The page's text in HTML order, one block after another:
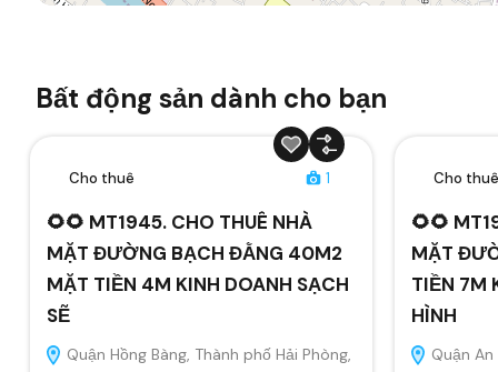
Bất động sản dành cho bạn
Cho thuê 1
🌻🌻 MT1945. CHO THUÊ NHÀ
MẶT ĐƯỜNG BẠCH ĐẰNG 40M2
MẶT TIỀN 4M KINH DOANH SẠCH
SẼ
Quận Hồng Bàng, Thành phố Hải Phòng,
Cho thuê
🌻🌻
MẶT
TIỀN 7M
HÌNH
Quận